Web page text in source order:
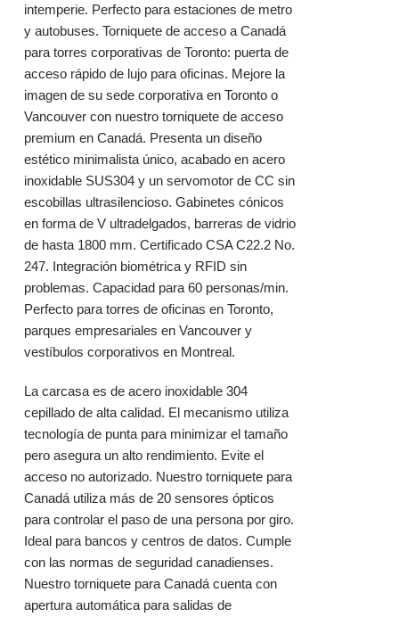
intemperie. Perfecto para estaciones de metro
y autobuses. Torniquete de acceso a Canadá
para torres corporativas de Toronto: puerta de
acceso rápido de lujo para oficinas. Mejore la
imagen de su sede corporativa en Toronto o
Vancouver con nuestro torniquete de acceso
premium en Canadá. Presenta un diseño
estético minimalista único, acabado en acero
inoxidable SUS304 y un servomotor de CC sin
escobillas ultrasilencioso. Gabinetes cónicos
en forma de V ultradelgados, barreras de vidrio
de hasta 1800 mm. Certificado CSA C22.2 No.
247. Integración biométrica y RFID sin
problemas. Capacidad para 60 personas/min.
Perfecto para torres de oficinas en Toronto,
parques empresariales en Vancouver y
vestíbulos corporativos en Montreal.
La carcasa es de acero inoxidable 304
cepillado de alta calidad. El mecanismo utiliza
tecnología de punta para minimizar el tamaño
pero asegura un alto rendimiento. Evite el
acceso no autorizado. Nuestro torniquete para
Canadá utiliza más de 20 sensores ópticos
para controlar el paso de una persona por giro.
Ideal para bancos y centros de datos. Cumple
con las normas de seguridad canadienses.
Nuestro torniquete para Canadá cuenta con
apertura automática para salidas de